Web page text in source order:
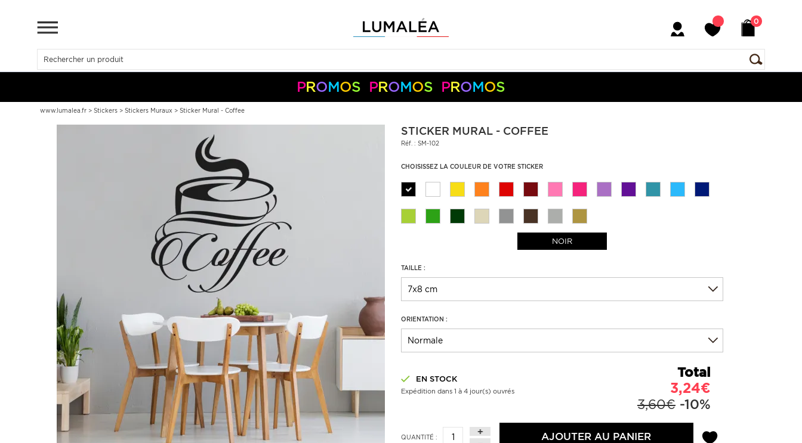
0
PROMOS PROMOS PROMOS
-5% + 50€ S05050
-10% + 150€ S10150
PayPal
www.lumalea.fr >Stickers >Stickers Muraux >Sticker Mural - Coffee
STICKER MURAL - COFFEE
Réf. : SM-102
CHOISISSEZ LA COULEUR DE VOTRE STICKER
NOIR
TAILLE :
ORIENTATION :
EN STOCK
Expédition dans 1 à 4 jour(s) ouvrés
Total
3,24€
3,60€ -10%
QUANTITÉ : AJOUTER AU PANIER